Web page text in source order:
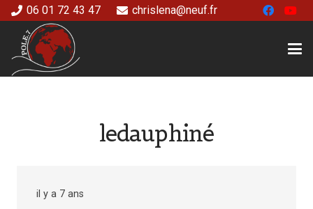
06 01 72 43 47 chrislena@neuf.fr
ledauphiné
il y a 7 ans